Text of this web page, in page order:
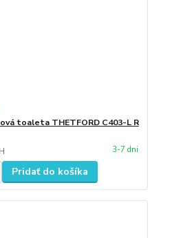
toaleta THETFORD C403-L R
3-7 dni
Pridať do košíka